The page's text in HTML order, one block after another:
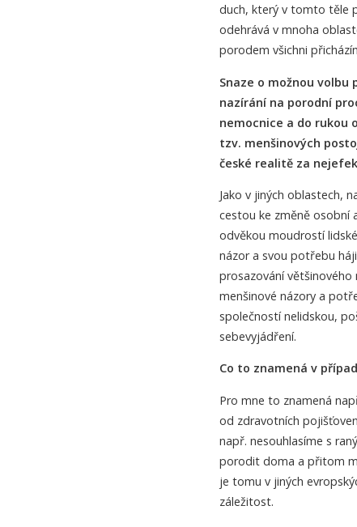
duch, který v tomto těle
odehrává v mnoha
porodem všichni
Snaze o možnou
nazírání na porodní
nemocnice a do rukou
tzv. menšinových
české realitě za
Jako v jiných oblastech,
cestou ke změně osobní
odvěkou moudrostí
názor a svou potřebu
prosazování
menšinové názory a
společností nelidskou,
sebevyjádření.
Co to znamená v
Pro mne to znamená
od zdravotních
např. nesouhlasíme s
porodit doma a přitom
je tomu v jiných
záležitost.